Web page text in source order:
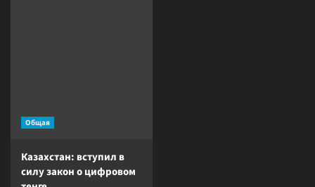
Общая
Казахстан: вступил в
силу закон о цифровом